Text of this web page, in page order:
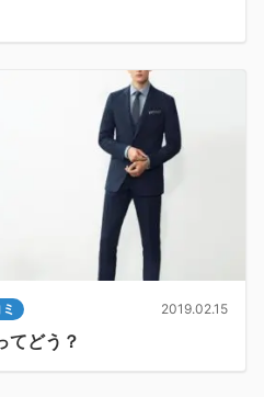
2019.02.15
てどう？